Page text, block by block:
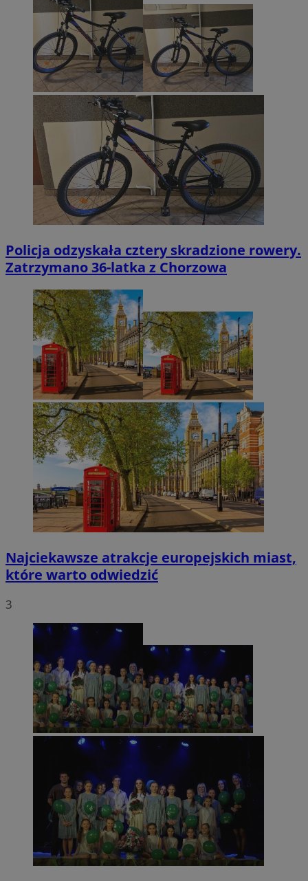
Policja odzyskała cztery skradzione rowery.
Zatrzymano 36-latka z Chorzowa
Najciekawsze atrakcje europejskich miast,
które warto odwiedzić
3